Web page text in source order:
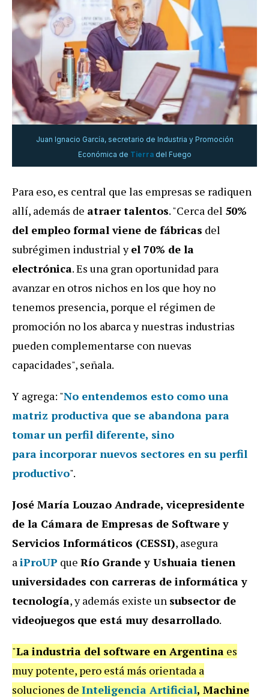
Juan Ignacio García, secretario de Industria y Promoción
Económica de Tierradel Fuego
Para eso, es central que las empresas se radiquen
allí, además de atraer talentos. "Cerca del 50%
del empleo formal viene de fábricas del
subrégimen industrial yel 70% de la
electrónica. Es una gran oportunidad para
avanzar en otros nichos en los que hoy no
tenemos presencia, porque el régimen de
promoción no los abarca y nuestras industrias
pueden complementarse con nuevas
capacidades", señala.
Y agrega: "No entendemos esto como una
matriz productiva que se abandona para
tomar un perfil diferente, sino
para incorporar nuevos sectores en su perfil
productivo".
José María Louzao Andrade, vicepresidente
de la Cámara de Empresas de Software y
Servicios Informáticos (CESSI), asegura
aiProUP que Río Grande y Ushuaia tienen
universidades con carreras de informática y
tecnología, y además existe un subsector de
videojuegos que está muy desarrollado.
"Laindustria del software en Argentina es
muy potente, pero está más orientada a
soluciones de Inteligencia Artificial, Machine